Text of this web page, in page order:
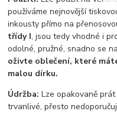
používáme nejnovější
inkousty přímo na
třídy I, jsou tedy vhodné i
odolné, pružné, snadno se
oživte oblečení, které
malou dírku.
Údržba:Lze opakovaně
trvanlivé, přesto